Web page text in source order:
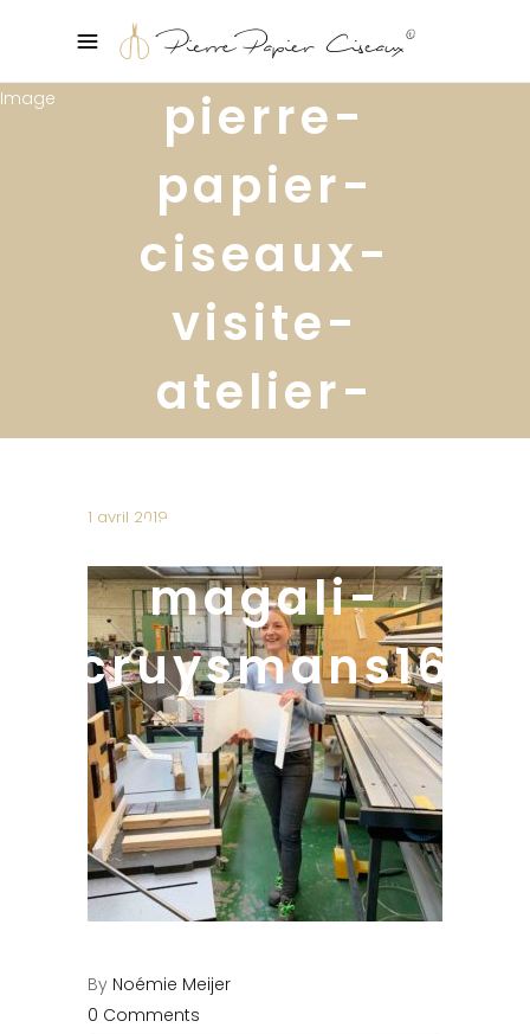
pierre-
papier-
ciseaux-
visite-
atelier-
designer-
ymagin-
magali-
cruysmans16
1 avril 2019
By Noémie Meijer
0 Comments